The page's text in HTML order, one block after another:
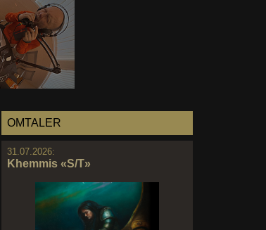
OMTALER
31.07.2026:
Khemmis «S/T»